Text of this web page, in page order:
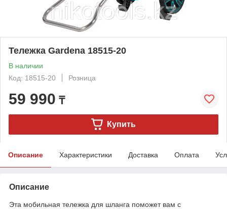
Тележка Gardena 18515-20
В наличии
Код: 18515-20
Розница
59 990 ₸
Купить
Описание Характеристики Доставка Оплата
Описание
Эта мобильная тележка для шланга поможет вам с